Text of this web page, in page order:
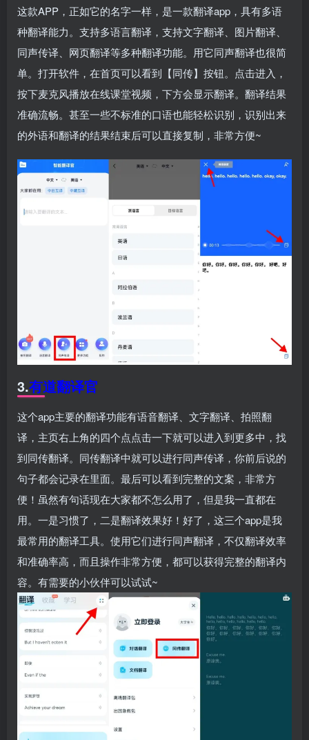
这款APP，正如它的名字一样，是一款翻译app，具有多语
种翻译能力。支持多语言翻译，支持文字翻译、图片翻译、
同声传译、网页翻译等多种翻译功能。用它同声翻译也很简
单。打开软件，在首页可以看到【同传】按钮。点击进入，
按下麦克风播放在线课堂视频，下方会显示翻译。翻译结果
准确流畅。甚至一些不标准的口语也能轻松识别，识别出来
的外语和翻译的结果结束后可以直接复制，非常方便~
3.有道翻译官
这个app主要的翻译功能有语音翻译、文字翻译、拍照翻
译，主页右上角的四个点点击一下就可以进入到更多中，找
到同传翻译。同传翻译中就可以进行同声传译，你前后说的
句子都会记录在里面。最后可以看到完整的文案，非常方
便！虽然有句话现在大家都不怎么用了，但是我一直都在
用。一是习惯了，二是翻译效果好！好了，这三个app是我
最常用的翻译工具。使用它们进行同声翻译，不仅翻译效率
和准确率高，而且操作非常方便，都可以获得完整的翻译内
容。有需要的小伙伴可以试试~